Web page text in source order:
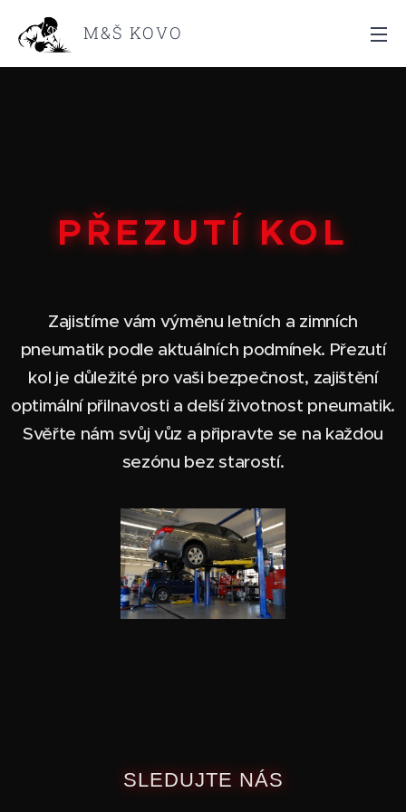
M&Š KOVO
PŘEZUTÍ KOL
Zajistíme vám výměnu letních a zimních
pneumatik podle aktuálních podmínek. Přezutí
kol je důležité pro vaši bezpečnost, zajištění
optimální přilnavosti a delší životnost pneumatik.
Svěřte nám svůj vůz a připravte se na každou
sezónu bez starostí.
SLEDUJTE NÁS